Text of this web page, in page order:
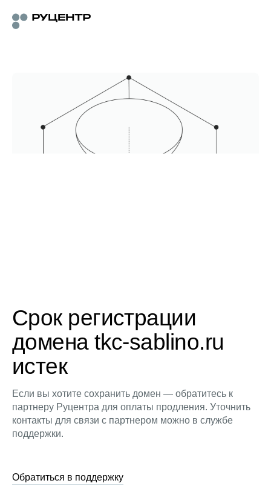
Срок регистрации
домена tkc-sablino.ru
истек
Если вы хотите сохранить домен — обратитесь к
партнеру Руцентра для оплаты продления. Уточнить
контакты для связи с партнером можно в службе
поддержки.
Обратиться в поддержку